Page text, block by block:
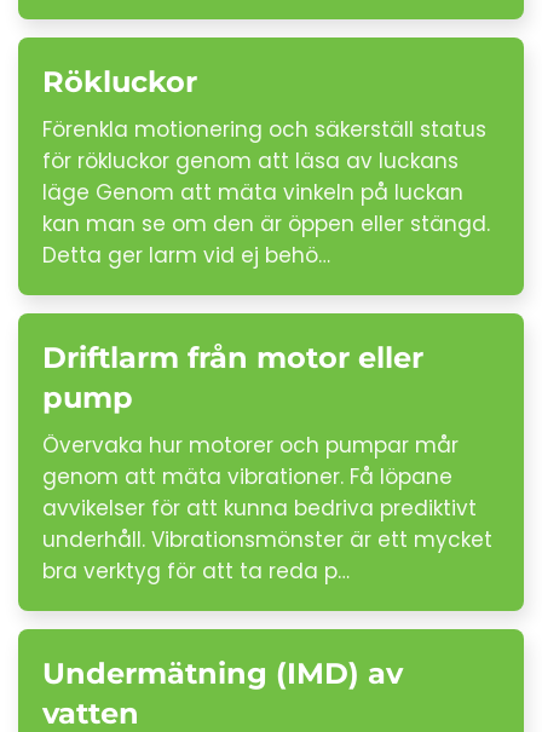
Rökluckor
Förenkla motionering och säkerställ status
för rökluckor genom att läsa av luckans
läge Genom att mäta vinkeln på luckan
kan man se om den är öppen eller stängd.
Detta ger larm vid ej behö…
Driftlarm från motor eller
pump
Övervaka hur motorer och pumpar mår
genom att mäta vibrationer. Få löpane
avvikelser för att kunna bedriva prediktivt
underhåll. Vibrationsmönster är ett mycket
bra verktyg för att ta reda p…
Undermätning (IMD) av
vatten